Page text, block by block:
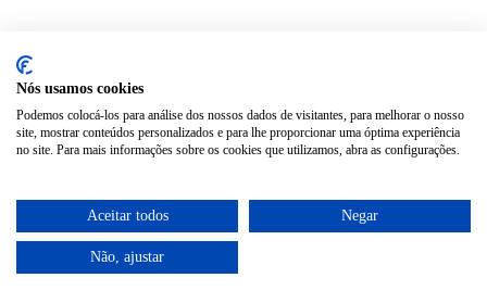
Nós usamos cookies
Podemos colocá-los para análise dos nossos dados de visitantes, para melhorar o nosso
site, mostrar conteúdos personalizados e para lhe proporcionar uma óptima experiência
no site. Para mais informações sobre os cookies que utilizamos, abra as configurações.
Aceitar todos Negar
Não, ajustar